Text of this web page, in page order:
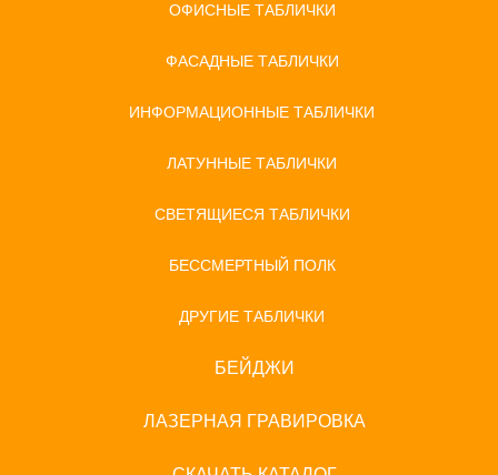
ОФИСНЫЕ ТАБЛИЧКИ
ФАСАДНЫЕ ТАБЛИЧКИ
ИНФОРМАЦИОННЫЕ ТАБЛИЧКИ
ЛАТУННЫЕ ТАБЛИЧКИ
СВЕТЯЩИЕСЯ ТАБЛИЧКИ
БЕССМЕРТНЫЙ ПОЛК
ДРУГИЕ ТАБЛИЧКИ
БЕЙДЖИ
ЛАЗЕРНАЯ ГРАВИРОВКА